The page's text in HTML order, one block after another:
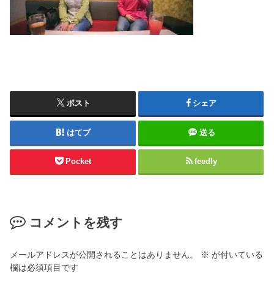
ポスト シェア
はてブ 送る
Pocket feedly
コメントを残す
メールアドレスが公開されることはありません。 ※ が付いている
欄は必須項目です